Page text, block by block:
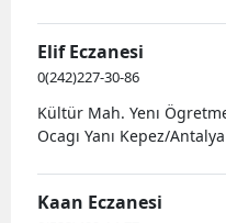
Elif Eczanesi
0(242)227-30-86
Kültür Mah. Yenı
Ocagı Yanı Kepez/Antalya
Kaan Eczanesi